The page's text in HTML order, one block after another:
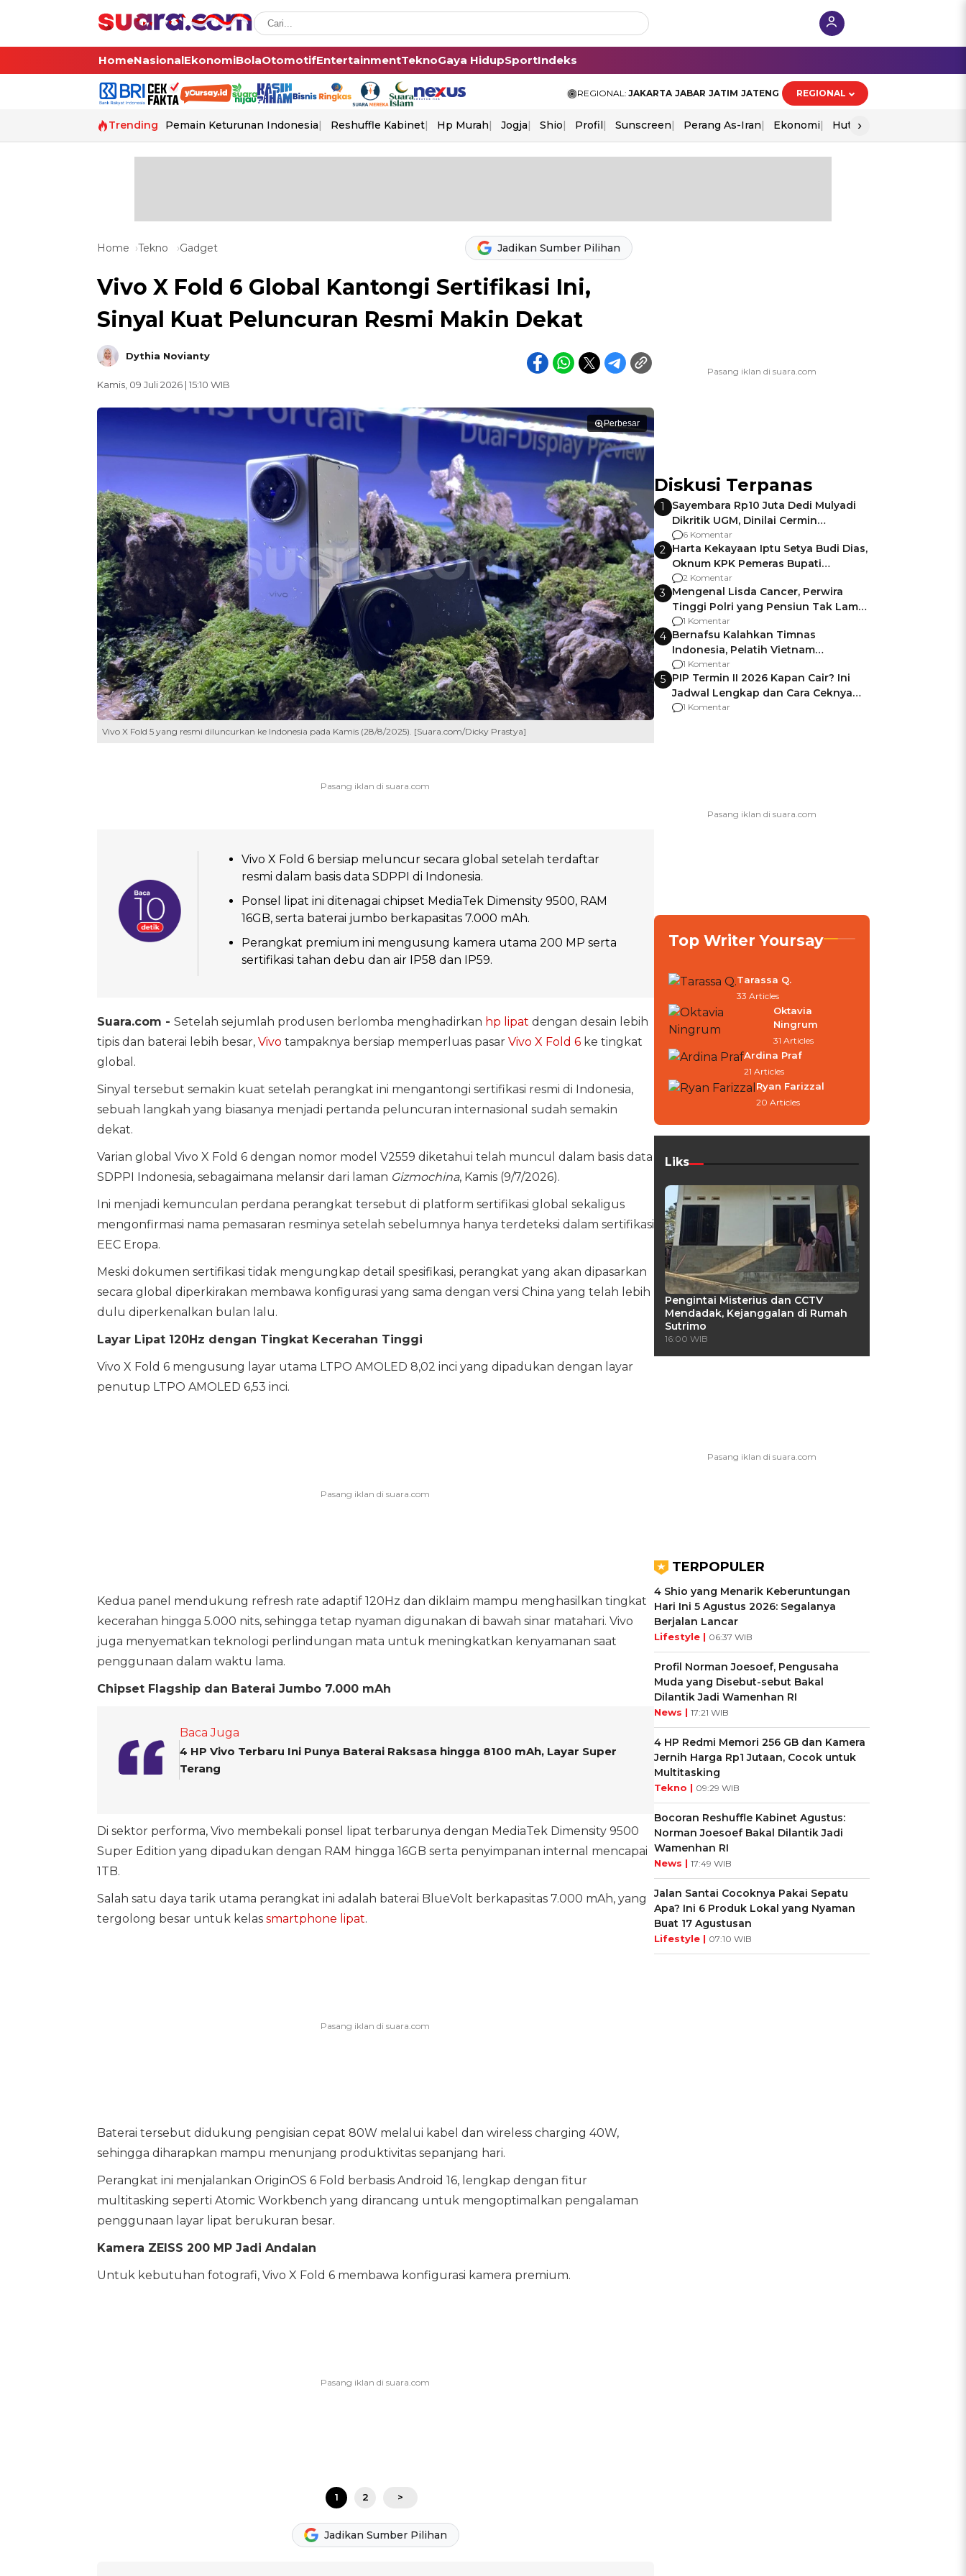
HomeNasionalEkonomiBolaOtomotifEntertainmentTeknoGaya HidupSportIndeks
REGIONAL: JAKARTA JABAR JATIM JATENG REGIONAL
Trending Pemain Keturunan Indonesia Reshuffle Kabinet Hp Murah Jogja Shio Profil Sunscreen Perang As-Iran Ekonomi Hut Ri
›
Home Tekno Gadget Jadikan Sumber Pilihan
Vivo X Fold 6 Global Kantongi Sertifikasi Ini,
Sinyal Kuat Peluncuran Resmi Makin Dekat
Dythia Novianty
Kamis, 09 Juli 2026 | 15:10 WIB
Perbesar
Vivo X Fold 5 yang resmi diluncurkan ke Indonesia pada Kamis (28/8/2025). [Suara.com/Dicky Prastya]
Vivo X Fold 6 bersiap meluncur secara global setelah terdaftar
resmi dalam basis data SDPPI di Indonesia.
Ponsel lipat ini ditenagai chipset MediaTek Dimensity 9500, RAM
16GB, serta baterai jumbo berkapasitas 7.000 mAh.
Perangkat premium ini mengusung kamera utama 200 MP serta
sertifikasi tahan debu dan air IP58 dan IP59.
Suara.com - Setelah sejumlah produsen berlomba menghadirkan hp lipat dengan desain lebih
tipis dan baterai lebih besar, Vivo tampaknya bersiap memperluas pasar Vivo X Fold 6ke tingkat
global.
Sinyal tersebut semakin kuat setelah perangkat ini mengantongi sertifikasi resmi di Indonesia,
sebuah langkah yang biasanya menjadi pertanda peluncuran internasional sudah semakin
dekat.
Varian global Vivo X Fold 6 dengan nomor model V2559 diketahui telah muncul dalam basis data
SDPPI Indonesia, sebagaimana melansir dari laman Gizmochina, Kamis (9/7/2026).
Ini menjadi kemunculan perdana perangkat tersebut di platform sertifikasi global sekaligus
mengonfirmasi nama pemasaran resminya setelah sebelumnya hanya terdeteksi dalam sertifikasi
EEC Eropa.
Meski dokumen sertifikasi tidak mengungkap detail spesifikasi, perangkat yang akan dipasarkan
secara global diperkirakan membawa konfigurasi yang sama dengan versi China yang telah lebih
dulu diperkenalkan bulan lalu.
Layar Lipat 120Hz dengan Tingkat Kecerahan Tinggi
Vivo X Fold 6 mengusung layar utama LTPO AMOLED 8,02 inci yang dipadukan dengan layar
penutup LTPO AMOLED 6,53 inci.
Kedua panel mendukung refresh rate adaptif 120Hz dan diklaim mampu menghasilkan tingkat
kecerahan hingga 5.000 nits, sehingga tetap nyaman digunakan di bawah sinar matahari. Vivo
juga menyematkan teknologi perlindungan mata untuk meningkatkan kenyamanan saat
penggunaan dalam waktu lama.
Chipset Flagship dan Baterai Jumbo 7.000 mAh
Baca Juga
4 HP Vivo Terbaru Ini Punya Baterai Raksasa hingga 8100 mAh, Layar Super
Terang
Di sektor performa, Vivo membekali ponsel lipat terbarunya dengan MediaTek Dimensity 9500
Super Edition yang dipadukan dengan RAM hingga 16GB serta penyimpanan internal mencapai
1TB.
Salah satu daya tarik utama perangkat ini adalah baterai BlueVolt berkapasitas 7.000 mAh, yang
tergolong besar untuk kelas smartphone lipat.
Baterai tersebut didukung pengisian cepat 80W melalui kabel dan wireless charging 40W,
sehingga diharapkan mampu menunjang produktivitas sepanjang hari.
Perangkat ini menjalankan OriginOS 6 Fold berbasis Android 16, lengkap dengan fitur
multitasking seperti Atomic Workbench yang dirancang untuk mengoptimalkan pengalaman
penggunaan layar lipat berukuran besar.
Kamera ZEISS 200 MP Jadi Andalan
Untuk kebutuhan fotografi, Vivo X Fold 6 membawa konfigurasi kamera premium.
1 2 >
Jadikan Sumber Pilihan
Diskusi Terpanas
1
Sayembara Rp10 Juta Dedi Mulyadi
Dikritik UGM, Dinilai Cermin
Gagalnya Negara Jamin Keamanan
6 Komentar
2 Harta Kekayaan Iptu Setya Budi Dias,
Oknum KPK Pemeras Bupati
Pemalang
2 Komentar
3 Mengenal Lisda Cancer, Perwira
Tinggi Polri yang Pensiun Tak Lama
Usai Jadi Brigjen
1 Komentar
4 Bernafsu Kalahkan Timnas
Indonesia, Pelatih Vietnam
Berencana Pakai Jimat di Pakansari
1 Komentar
5 PIP Termin II 2026 Kapan Cair? Ini
Jadwal Lengkap dan Cara Ceknya
agar Dana Tidak Hangus!
1 Komentar
Top Writer Yoursay
Tarassa Q.
33 Articles
Oktavia
Ningrum
31 Articles
Ardina Praf
21 Articles
Ryan Farizzal
20 Articles
Liks
Pengintai Misterius dan CCTV
Mendadak, Kejanggalan di Rumah
Sutrimo
16:00 WIB
TERPOPULER
4 Shio yang Menarik Keberuntungan
Hari Ini 5 Agustus 2026: Segalanya
Berjalan Lancar
Lifestyle | 06:37 WIB
Profil Norman Joesoef, Pengusaha
Muda yang Disebut-sebut Bakal
Dilantik Jadi Wamenhan RI
News | 17:21 WIB
4 HP Redmi Memori 256 GB dan Kamera
Jernih Harga Rp1 Jutaan, Cocok untuk
Multitasking
Tekno | 09:29 WIB
Bocoran Reshuffle Kabinet Agustus:
Norman Joesoef Bakal Dilantik Jadi
Wamenhan RI
News | 17:49 WIB
Jalan Santai Cocoknya Pakai Sepatu
Apa? Ini 6 Produk Lokal yang Nyaman
Buat 17 Agustusan
Lifestyle | 07:10 WIB